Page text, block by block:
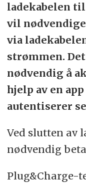
ladekabelen
vil
via
strømmen.
nødvendig å
hjelp av en
autentiserer
Ved slutten av
nødvendig
Plug&Charge-